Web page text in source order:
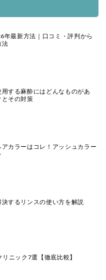
年最新方法｜口コミ・評判から
法
する麻酔にはどんなものがあ
その対策
カラーはコレ！アッシュカラー
するリンスの使い方を解説
ニック7選【徹底比較】